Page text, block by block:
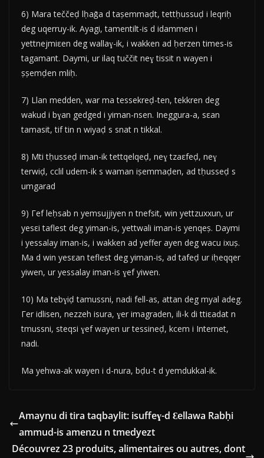
6) Mara teččeḍ lḥaǧa d taṣemmaḍt, tettḥussuḍ i leqriḥ
deg uqerruy-ik. Ayagi, tamentilt-is d idammen i
yettnejmiεen deg wallaɣ-ik, i wakken ad ḥerzen times-is
tagamant. Daymi, ur ilaq tuččit neɣ tissit n wayen i
ṣṣemḍen mliḥ.
7) Llan medden, war ma tessekreḍ-ten, tekkren deg
wakud i bɣan gedged i yiman-nsen. Ineggura-a, sεan
tamasit, tif tin n wiyaḍ s snat n tikkal.
8) Mti tḥusseḍ iman-ik tettqelqeḍ, neɣ tzaεfeḍ, neɣ
terwiḍ, cclil udem-ik s waman iṣemmaḍen, ad tḥusseḍ s
umgarad
9) Γef leḥsab n yemsujjiyen n tnefsit, win yettzuxxun, ur
yesεi taflest deg yiman-is, yettwali iman-is yenqeṣ. Daymi
i yessalay iman-is, i wakken ad yeffer ayen deg wacu ixuṣ.
Ma d win yesεan teflest deg yiman-is, ad tafeḍ ur iḥeqqer
yiwen, ur yessalay iman-is ɣef yiwen.
10) Ma tebɣiḍ tamussni, nadi fell-as, attan deg myal adeg.
Γer idlisen, nezzeh isura, ɣer imagraden, ili-k di ttiεadat n
tmussni, steqsi ɣef wayen ur tessineḍ, kcem i Internet,
nadi.
Ma yehwa-ak wayen i d-nura, bḍu-t d yemdukkal-ik.
Amaynu di tira taqbaylit: isuffeɣ-d Ɛellawa Rabḥi
ammud-is amenzu n tmedyezt
Découvrez 23 produits, alimentaires ou autres, dont